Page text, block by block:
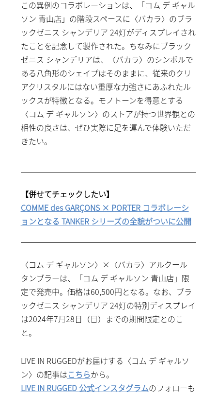
この異例のコラボレーションは、「コム デ ギャル
ソン 青山店」の階段スペースに〈バカラ〉のブラ
ックゼニス シャンデリア 24灯がディスプレイされ
たことを記念して製作された。ちなみにブラック
ゼニス シャンデリアは、〈バカラ〉のシンボルで
ある八角形のシェイプはそのままに、従来のクリ
アクリスタルにはない重厚な力強さにあふれたル
ックスが特徴となる。モノトーンを得意とする
〈コム デ ギャルソン〉のストアが持つ世界観との
相性の良さは、ぜひ実際に足を運んで体験いただ
きたい。
【併せてチェックしたい】
COMME des GARÇONS × PORTER コラボレーシ
ョンとなる TANKER シリーズの全貌がついに公開
〈コム デ ギャルソン〉×〈バカラ〉アルクール
タンブラーは、「コム デ ギャルソン 青山店」限
定で発売中。価格は60,500円となる。なお、ブラ
ックゼニス シャンデリア 24灯の特別ディスプレイ
は2024年7月28日（日）までの期間限定とのこ
と。
LIVE IN RUGGEDがお届けする〈コム デ ギャルソ
ン〉の記事はこちらから。
LIVE IN RUGGED 公式インスタグラムのフォロー